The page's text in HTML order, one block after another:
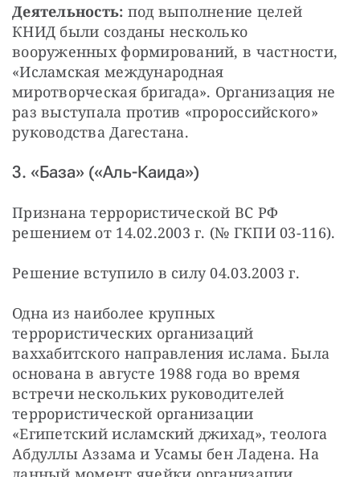
Деятельность: под выполнение целей
КНИД были созданы несколько
вооруженных формирований, в частности,
«Исламская международная
миротворческая бригада». Организация не
раз выступала против «пророссийского»
руководства Дагестана.
3. «База» («Аль-Каида»)
Признана террористической ВС РФ
решением от 14.02.2003 г. (№ ГКПИ 03-116).
Решение вступило в силу 04.03.2003 г.
Одна из наиболее крупных
террористических организаций
ваххабитского направления ислама. Была
основана в августе 1988 года во время
встречи нескольких руководителей
террористической организации
«Египетский исламский джихад», теолога
Абдуллы Аззама и Усамы бен Ладена. На